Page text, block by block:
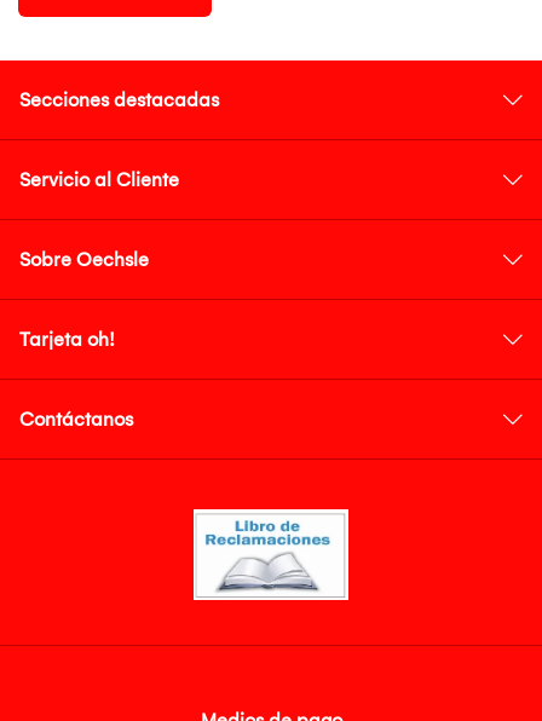
Secciones destacadas
Servicio al Cliente
Sobre Oechsle
Tarjeta oh!
Contáctanos